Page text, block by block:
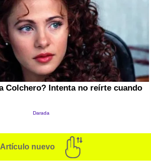
Artículo nuevo